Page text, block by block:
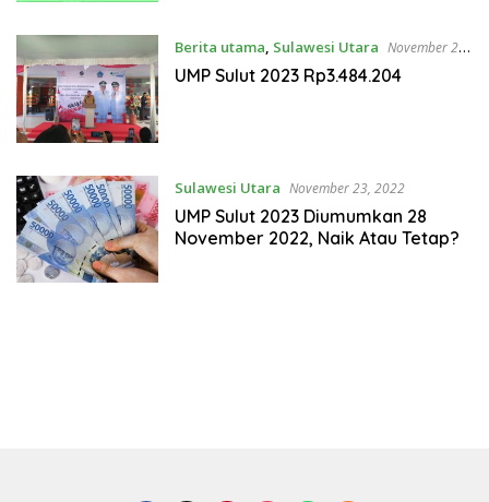
Berita utama, Sulawesi Utara November 28,
2022
UMP Sulut 2023 Rp3.484.204
Sulawesi Utara November 23, 2022
UMP Sulut 2023 Diumumkan 28
November 2022, Naik Atau Tetap?